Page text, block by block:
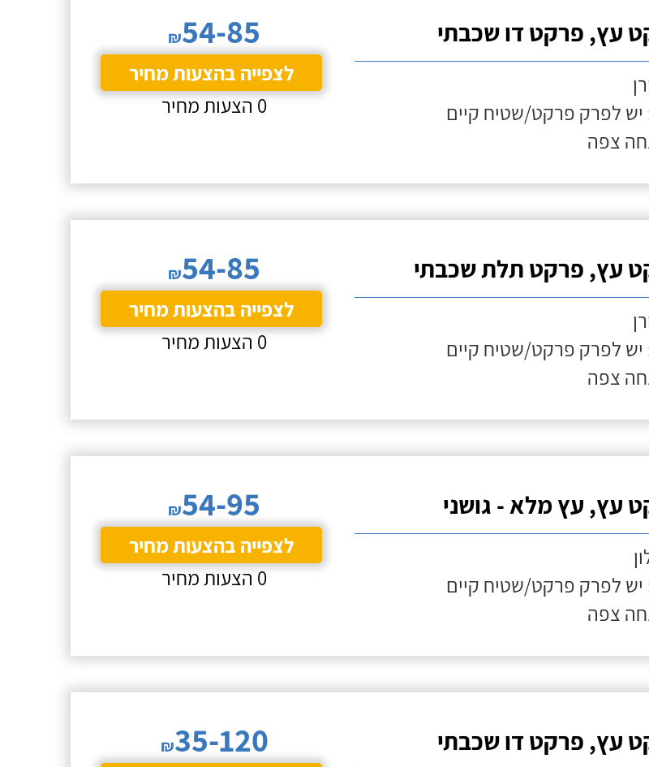
עץ, פרקט דו שכבתי
לפרק פרקט/שטיח קיים
צפה
₪54-85
לצפייה בהצעות מחיר
0 הצעות מחיר
עץ, פרקט תלת שכבתי
לפרק פרקט/שטיח קיים
צפה
₪54-85
לצפייה בהצעות מחיר
0 הצעות מחיר
עץ, עץ מלא - גושני
לפרק פרקט/שטיח קיים
צפה
₪54-95
לצפייה בהצעות מחיר
0 הצעות מחיר
עץ, פרקט דו שכבתי ₪35-120